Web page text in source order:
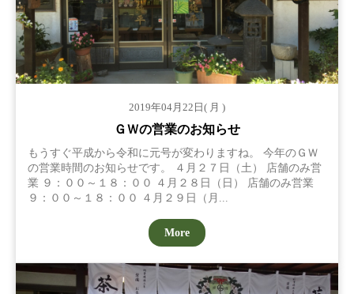
2019年04月22日( 月 )
ＧＷの営業のお知らせ
もうすぐ平成から令和に元号が変わりますね。 今年のＧＷ
の営業時間のお知らせです。 ４月２７日（土） 店舗のみ営
業 ９：００～１８：００ ４月２８日（日） 店舗のみ営業
９：００～１８：００ ４月２９日（月...
More